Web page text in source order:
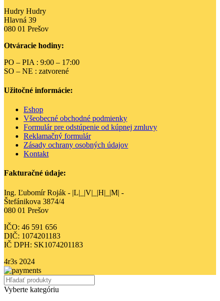
Hudry Hudry
Hlavná 39
080 01 Prešov
Otváracie hodiny:
PO – PIA : 9:00 – 17:00
SO – NE : zatvorené
Užitočné informácie:
Eshop
Všeobecné obchodné podmienky
Formulár pre odstúpenie od kúpnej zmluvy
Reklamačný formulár
Zásady ochrany osobných údajov
Kontakt
Fakturačné údaje:
Ing. Ľubomír Roják - |L|_|V|_|H|_|M| -
Štefánikova 3874/4
080 01 Prešov
IČO: 46 591 656
DIČ: 1074201183
IČ DPH: SK1074201183
4r3s 2024
Vyberte kategóriu